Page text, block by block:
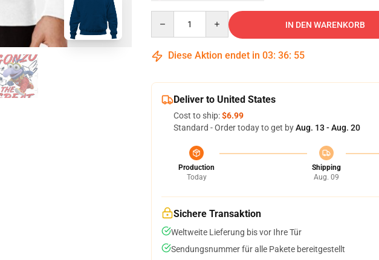
IN DEN WARENKORB
Diese Aktion endet in 03: 36: 54
Deliver to United States
Cost to ship:$6.99
Standard - Order today to get byAug. 13 - Aug. 20
Production
Today
Shipping
Aug. 09
Sichere Transaktion
Weltweite Lieferung bis vor Ihre Tür
Sendungsnummer für alle Pakete bereitgestellt